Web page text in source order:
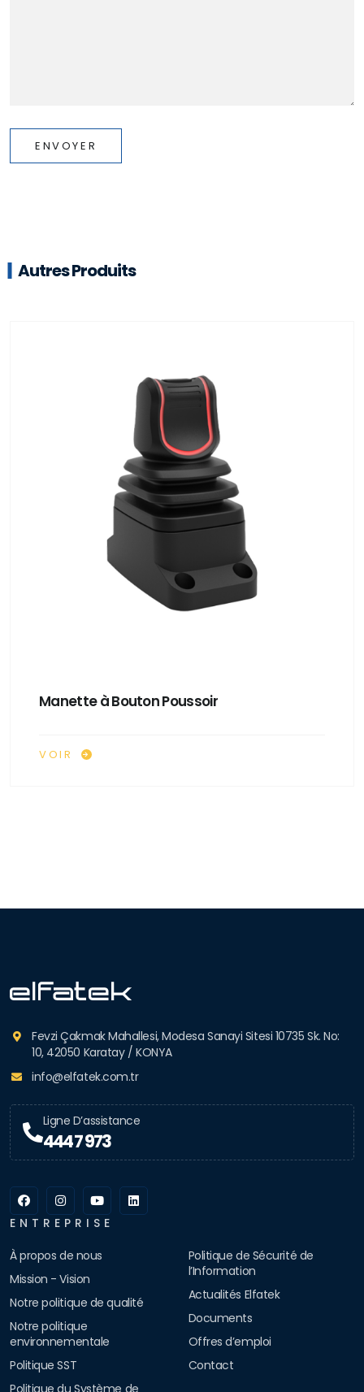
ENVOYER
Autres Produits
Manette à Bouton Poussoir
VOIR
Fevzi Çakmak Mahallesi, Modesa Sanayi Sitesi 10735 Sk. No:
10, 42050 Karatay / KONYA
info@elfatek.com.tr
Ligne D’assistance
444 7 973
ENTREPRISE
À propos de nous
Mission - Vision
Notre politique de qualité
Notre politique
environnementale
Politique SST
Politique du Système de
Politique de Sécurité de
l’Information
Actualités Elfatek
Documents
Offres d’emploi
Contact